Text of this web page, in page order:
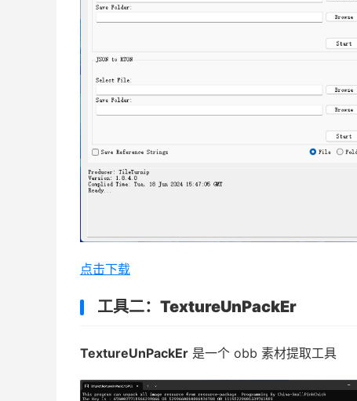
点击下载
工具二： TextureUnPackEr
TextureUnPackEr 是一个 obb 素材提取工具